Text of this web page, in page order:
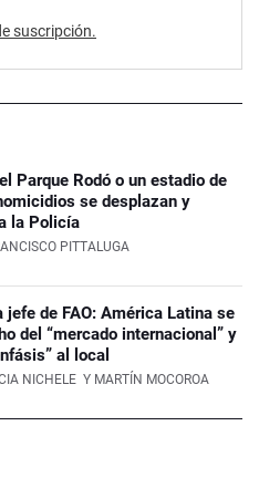
suscripción.
Parque Rodó o un estadio de
se desplazan y
la Policía
PITTALUGA
jefe de FAO: América Latina se
del “mercado internacional” y
al local
NICHELE Y MARTÍN MOCOROA